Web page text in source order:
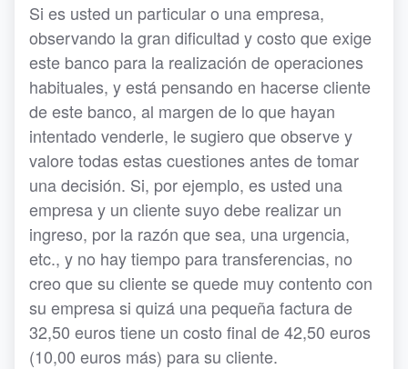
Si es usted un particular o una empresa,
observando la gran dificultad y costo que exige
este banco para la realización de operaciones
habituales, y está pensando en hacerse cliente
de este banco, al margen de lo que hayan
intentado venderle, le sugiero que observe y
valore todas estas cuestiones antes de tomar
una decisión. Si, por ejemplo, es usted una
empresa y un cliente suyo debe realizar un
ingreso, por la razón que sea, una urgencia,
etc., y no hay tiempo para transferencias, no
creo que su cliente se quede muy contento con
su empresa si quizá una pequeña factura de
32,50 euros tiene un costo final de 42,50 euros
(10,00 euros más) para su cliente.